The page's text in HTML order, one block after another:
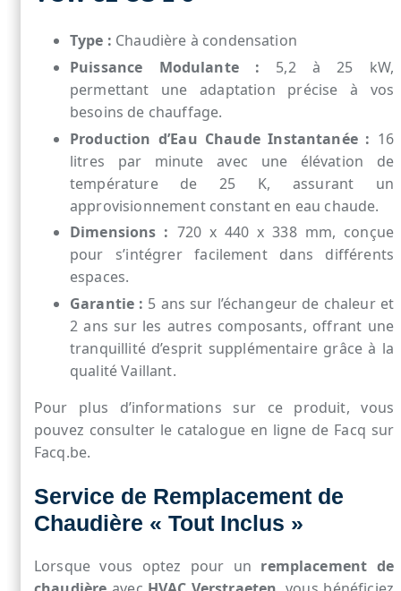
Type : Chaudière à condensation
Puissance Modulante : 5,2 à 25 kW,
permettant une adaptation précise à vos
besoins de chauffage.
Production d’Eau Chaude Instantanée : 16
litres par minute avec une élévation de
température de 25 K, assurant un
approvisionnement constant en eau chaude.
Dimensions : 720 x 440 x 338 mm, conçue
pour s’intégrer facilement dans différents
espaces.
Garantie : 5 ans sur l’échangeur de chaleur et
2 ans sur les autres composants, offrant une
tranquillité d’esprit supplémentaire grâce à la
qualité Vaillant.
Pour plus d’informations sur ce produit, vous
pouvez consulter le catalogue en ligne de Facq sur
Facq.be.
Service de Remplacement de
Chaudière « Tout Inclus »
Lorsque vous optez pour un remplacement de